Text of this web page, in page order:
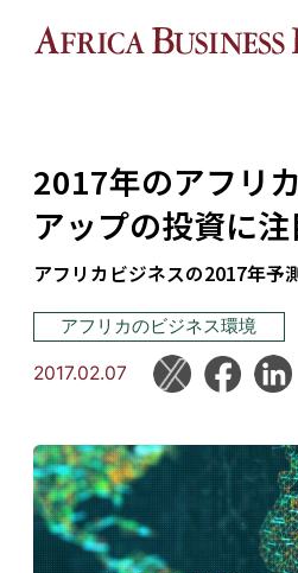
2017年のアフリ
アップの投資に注
アフリカビジネスの2017年予
アフリカのビジネス環境
2017.02.07